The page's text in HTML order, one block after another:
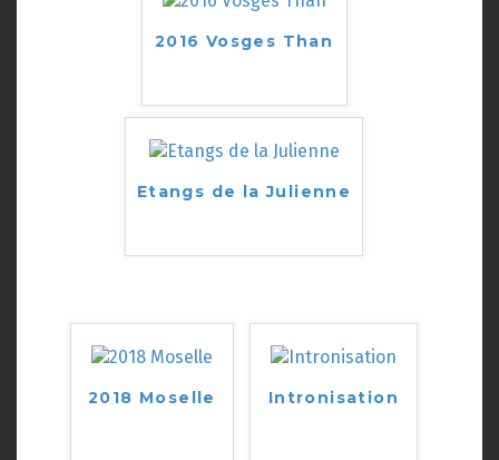
2016 Vosges Than
Etangs de la Julienne
2018 Moselle Intronisation